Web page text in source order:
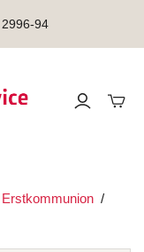
94
Mini-
/